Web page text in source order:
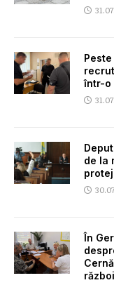
într-o
de la
În